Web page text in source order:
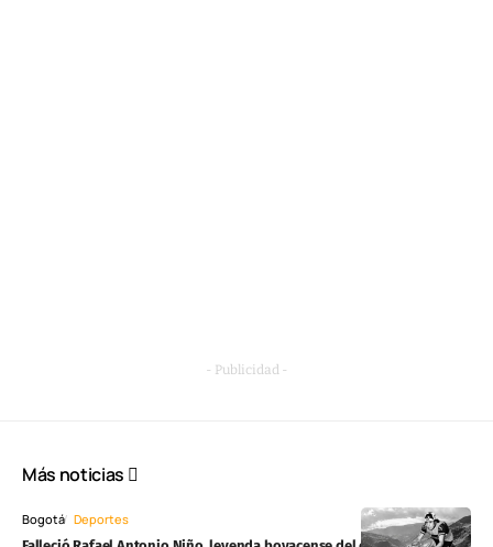
- Publicidad -
Más noticias
Bogotá Deportes